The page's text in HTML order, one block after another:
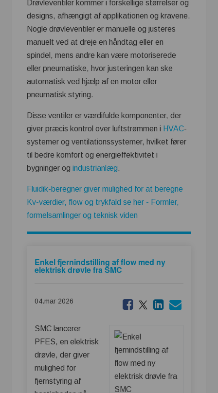
Drøvleventiler kommer i forskellige størrelser og
designs, afhængigt af applikationen og kravene.
Nogle drøvleventiler er manuelle og justeres
manuelt ved at dreje en håndtag eller en
spindel, mens andre kan være motoriserede
eller pneumatiske, hvor justeringen kan ske
automatisk ved hjælp af en motor eller
pneumatisk styring.
Disse ventiler er værdifulde komponenter, der
giver præcis kontrol over luftstrømmen i HVAC-
systemer og ventilationssystemer, hvilket fører
til bedre komfort og energieffektivitet i
bygninger og industrianlæg.
Fluidik-beregner giver mulighed for at beregne
Kv-værdier, flow og trykfald se her - Formler,
formelsamlinger og teknisk viden
Enkel fjernindstilling af flow med ny
elektrisk drøvle fra SMC
04.mar 2026
SMC lancerer
PFES, en elektrisk
drøvle, der giver
mulighed for
fjernstyring af